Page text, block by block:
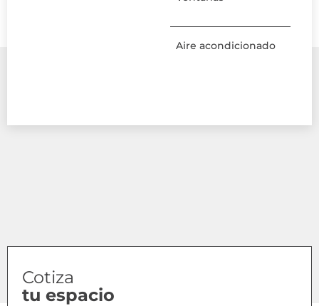
Aire acondicionado
Cotiza
tu espacio